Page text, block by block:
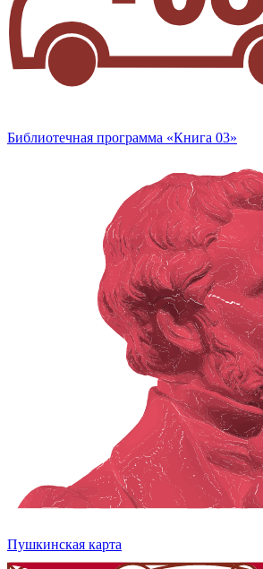
Библиотечная программа «Книга 03»
Пушкинская карта